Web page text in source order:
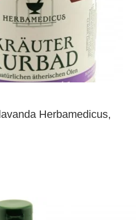
Herbamedicus,